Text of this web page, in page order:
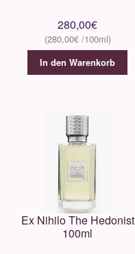
280,00€
280,00€
In den Warenkorb
Ex Nihilo The Hedonist
100ml